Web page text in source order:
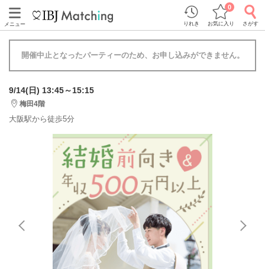
メニュー りれき お気に入り
0
さがす
開催中止となったパーティーのため、お申し込みができません。
9/14(日) 13:45～15:15
梅田4階
大阪駅から徒歩5分